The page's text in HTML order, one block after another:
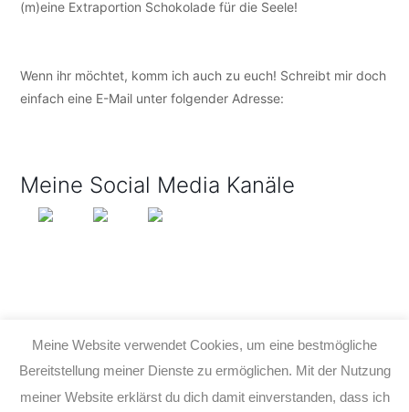
(m)eine Extraportion Schokolade für die Seele!
Wenn ihr möchtet, komm ich auch zu euch! Schreibt mir doch
einfach eine E-Mail unter folgender Adresse:
Meine Social Media Kanäle
Meine Website verwendet Cookies, um eine bestmögliche
Bereitstellung meiner Dienste zu ermöglichen. Mit der Nutzung
meiner Website erklärst du dich damit einverstanden, dass ich